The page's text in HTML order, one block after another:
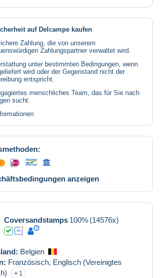
auf Delcampe kaufen
Zahlung, die von unserem
Zahlungspartner verwaltet wird.
unter bestimmten Bedingungen, wenn
wird oder der Gegenstand nicht der
entspricht.
menschliches Team, das für Sie nach
sucht.
anzeigen
Coversandstamps 100% (14576x)
Belgien
Französisch, Englisch (Vereinigtes
1